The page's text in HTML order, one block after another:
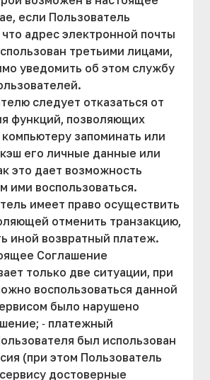
если Пользователь
адрес электронной почты
третьими лицами,
уведомить об этом службу
следует отказаться от
функций, позволяющих
запоминать или
его личные данные или
это дает возможность
ими воспользоваться.
имеет право осуществить
отменить транзакцию,
иной возвратный платеж.
Соглашение
только две ситуации, при
воспользоваться данной
было нарушено
⁃ платежный
был использован
(при этом Пользователь
достоверные